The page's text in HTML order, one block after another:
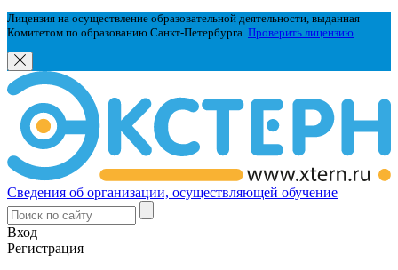
Лицензия на осуществление образовательной деятельности, выданная
Комитетом по образованию Санкт-Петербурга. Проверить лицензию
Сведения об организации, осуществляющей обучение
Вход
Регистрация